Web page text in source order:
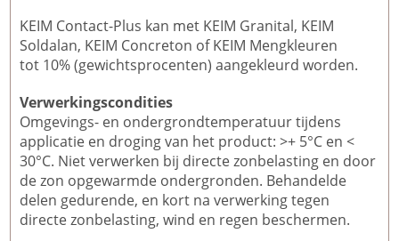
KEIM Contact-Plus kan met KEIM Granital, KEIM
Soldalan, KEIM Concreton of KEIM Mengkleuren
tot 10% (gewichtsprocenten) aangekleurd worden.
Verwerkingscondities
Omgevings- en ondergrondtemperatuur tijdens
applicatie en droging van het product: >+ 5°C en <
30°C. Niet verwerken bij directe zonbelasting en door
de zon opgewarmde ondergronden. Behandelde
delen gedurende, en kort na verwerking tegen
directe zonbelasting, wind en regen beschermen.